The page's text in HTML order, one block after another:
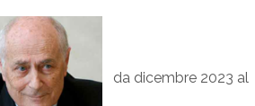
da dicembre 2023 al